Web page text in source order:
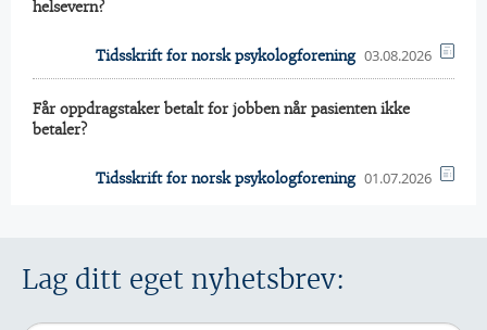
helsevern?
Tidsskrift for norsk psykologforening 03.08.2026
Får oppdragstaker betalt for jobben når pasienten ikke
betaler?
Tidsskrift for norsk psykologforening 01.07.2026
Lag ditt eget nyhetsbrev: